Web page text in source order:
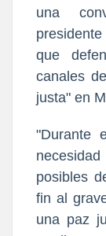
una
que
canales
justa" en
"Durante
posibles
fin al
una paz